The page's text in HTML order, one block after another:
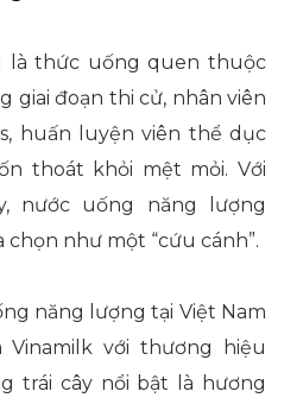
là thức uống quen thuộc
giai đoạn thi cử, nhân viên
huấn luyện viên thể dục
thoát khỏi mệt mỏi. Với
nước uống năng lượng
như một “cứu cánh”.
năng lượng tại Việt Nam
Vinamilk với thương hiệu
trái cây nổi bật là hương